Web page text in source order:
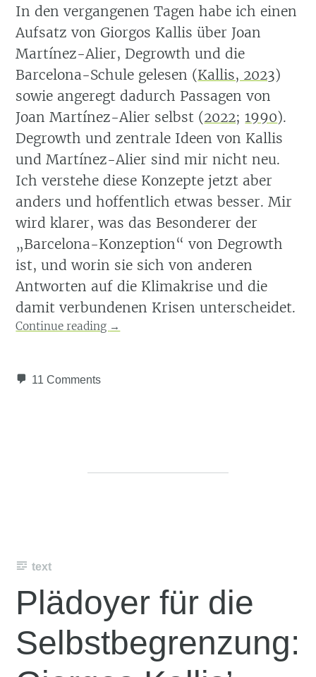
In den vergangenen Tagen habe ich einen
Aufsatz von Giorgos Kallis über Joan
Martínez-Alier, Degrowth und die
Barcelona-Schule gelesen (Kallis, 2023)
sowie angeregt dadurch Passagen von
Joan Martínez-Alier selbst (2022; 1990).
Degrowth und zentrale Ideen von Kallis
und Martínez-Alier sind mir nicht neu.
Ich verstehe diese Konzepte jetzt aber
anders und hoffentlich etwas besser. Mir
wird klarer, was das Besonderer der
„Barcelona-Konzeption“ von Degrowth
ist, und worin sie sich von anderen
Antworten auf die Klimakrise und die
damit verbundenen Krisen unterscheidet.
Continue reading →
11 Comments
text
Plädoyer für die
Selbstbegrenzung: